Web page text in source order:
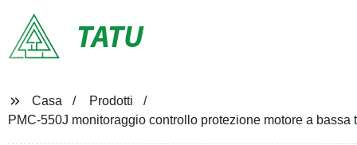
TATU
Casa
Prodotti
PMC-550J monitoraggio controllo protezione motore a